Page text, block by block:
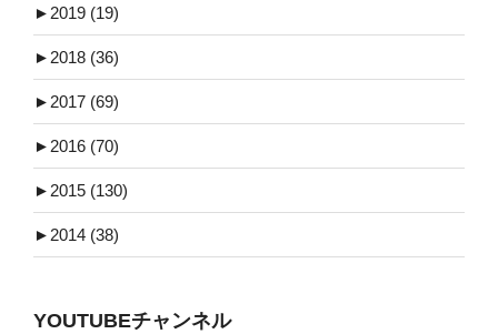
► 2019 (19)
► 2018 (36)
► 2017 (69)
► 2016 (70)
► 2015 (130)
► 2014 (38)
YOUTUBEチャンネル